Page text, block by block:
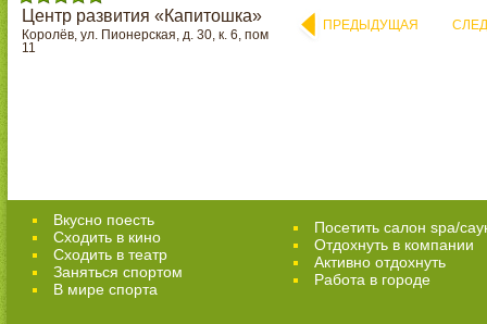
Центр развития «Капитошка»
Королёв, ул. Пионерская, д. 30, к. 6, пом
11
ПРЕДЫДУЩАЯ
Вкусно поесть
Сходить в кино
Cходить в театр
Заняться спортом
В мире спорта
Посетить салон spa/
Отдохнуть в компании
Активно отдохнуть
Работа в городе